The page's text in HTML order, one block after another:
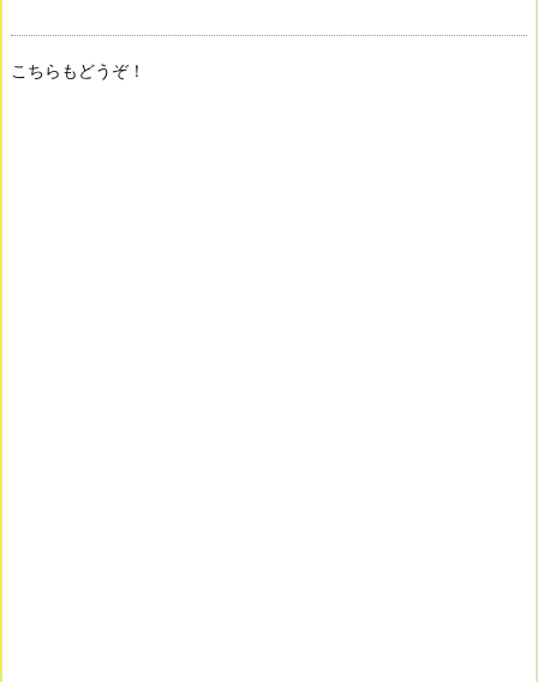
こちらもどうぞ！